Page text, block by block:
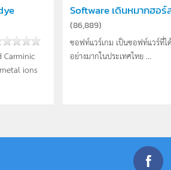
Carminic
ions
Software เดินหมากฮอร์
(86,889)
ซอฟท์แวร์เกม เป็นซอฟท์แวร์ที่ไ
อย่างมากในประเทศไทย ...